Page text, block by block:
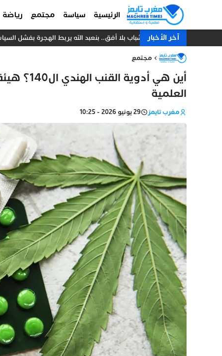
الرئيسية سياسة مجتمع رياضة
آخر الأخبار شباب بلا أفق.. بنعبد الله يربط الهجرة بفشل
مجتمع
أين هي
العلمية
مغرب تايمز 29 يونيو 2026 - 10:25